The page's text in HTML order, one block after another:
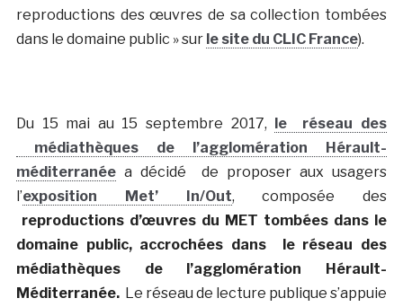
reproductions des œuvres de sa collection tombées
dans le domaine public » sur le site du CLIC France).
Du 15 mai au 15 septembre 2017, le réseau des
médiathèques de l’agglomération Hérault-
méditerranéea décidé de proposer aux usagers
l’exposition Met’ In/Out, composée des
reproductions d’œuvres du MET tombées dans le
domaine public, accrochées dans le réseau des
médiathèques de l’agglomération Hérault-
Méditerranée. Le réseau de lecture publique s’appuie